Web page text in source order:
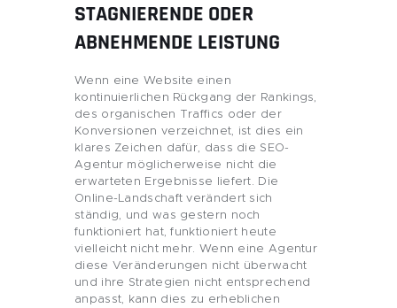
STAGNIERENDE ODER
ABNEHMENDE LEISTUNG
Wenn eine Website einen
kontinuierlichen Rückgang der Rankings,
des organischen Traffics oder der
Konversionen verzeichnet, ist dies ein
klares Zeichen dafür, dass die SEO-
Agentur möglicherweise nicht die
erwarteten Ergebnisse liefert. Die
Online-Landschaft verändert sich
ständig, und was gestern noch
funktioniert hat, funktioniert heute
vielleicht nicht mehr. Wenn eine Agentur
diese Veränderungen nicht überwacht
und ihre Strategien nicht entsprechend
anpasst, kann dies zu erheblichen